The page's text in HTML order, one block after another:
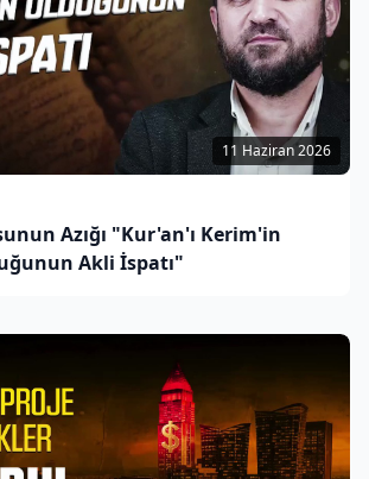
11 Haziran 2026
Azığı "Kur'an'ı Kerim'in
Akli İspatı"